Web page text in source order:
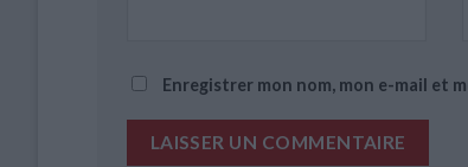
Enregistrer mon nom, mon e-mail et